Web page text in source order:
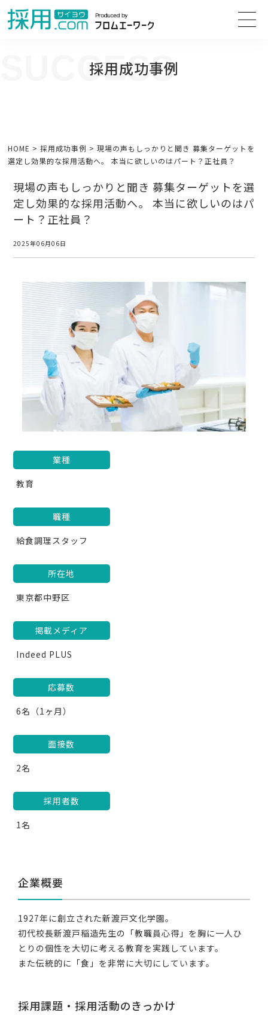
採用成功事例
SUCCESS
HOME >採用成功事例 >現場の声もしっかりと聞き 募集ターゲットを
選定し効果的な採用活動へ。 本当に欲しいのはパート？正社員？
現場の声もしっかりと聞き 募集ターゲットを選
定し効果的な採用活動へ。 本当に欲しいのはパ
ート？正社員？
2025年06月06日
業種
教育
職種
給食調理スタッフ
所在地
東京都中野区
掲載メディア
Indeed PLUS
応募数
6名（1ヶ月）
面接数
2名
採用者数
1名
企業概要
1927年に創立された新渡戸文化学園。
初代校長新渡戸稲造先生の「教職員心得」を胸に一人ひ
とりの個性を大切に考える教育を実践しています。
また伝統的に「食」を非常に大切にしています。
採用課題・採用活動のきっかけ